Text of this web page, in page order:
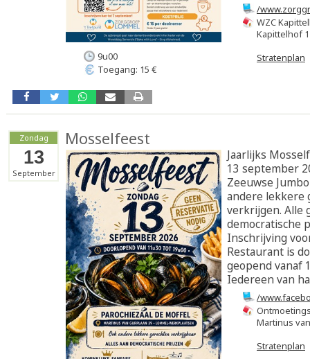
/
en-
voor-
WZC
Kapittelhof 1
Stratenplan
9u00
Toegang: 15 €
Zondag
13
September
Mosselfeest
Jaarlijks
13 september
Zeeuwse
andere lekkere
verkrijgen. Alle
democratische
Inschrijving
Restaurant is
geopend vanaf
Iedereen van
/
Martinus
Stratenplan